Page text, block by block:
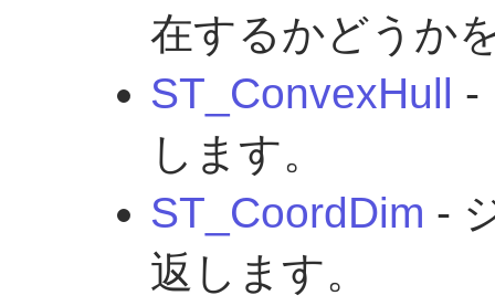
在するかどうか
ST_ConvexHull -
します。
ST_CoordDim -
返します。